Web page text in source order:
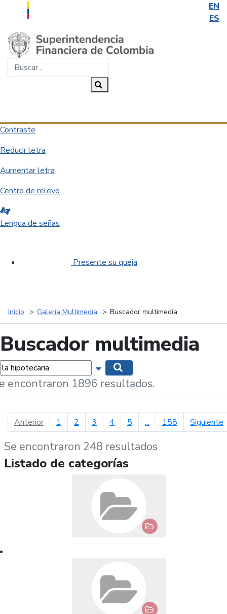
EN
ES
Saltar al contenido principal
Contraste
Reducir letra
Aumentar letra
Centro de relevo
Lengua de señas
Presente su queja
Inicio Galería Multimedia Buscador multimedia
Buscador multimedia
Mostrar opciones de búsqueda
encontraron 1896 resultados.
Anteriorpágina anterior
1 2 3 4 5 ... 158 Siguiente
Se encontraron 248 resultados
Listado de categorías